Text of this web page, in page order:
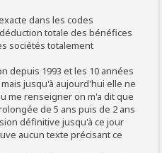
dans les codes
totale des bénéfices
sociétés totalement
depuis 1993 et les 10 années
jusqu'à aujourd'hui elle ne
me renseigner on m'a dit que
de 5 ans puis de 2 ans
définitive jusqu'à ce jour
aucun texte précisant ce